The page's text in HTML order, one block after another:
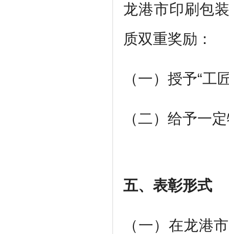
龙港市印刷包
质双重奖励：
（一）授予“
（二）给予一
五、表彰形式
（一）在龙港